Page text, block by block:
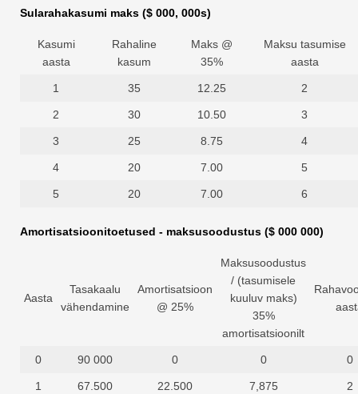
Sularahakasumi maks ($ 000, 000s)
Kasumi
aasta
Rahaline
kasum
Maks @
35%
Maksu tasumise
aasta
1 35 12.25 2
2 30 10.50 3
3 25 8.75 4
4 20 7.00 5
5 20 7.00 6
Amortisatsioonitoetused - maksusoodustus ($ 000 000)
Aasta
Tasakaalu
vähendamine
Amortisatsioon
@ 25%
Maksusoodustus
/ (tasumisele
kuuluv maks)
35%
amortisatsioonilt
0 90 000 0 0 0
1 67.500 22.500 7,875 2